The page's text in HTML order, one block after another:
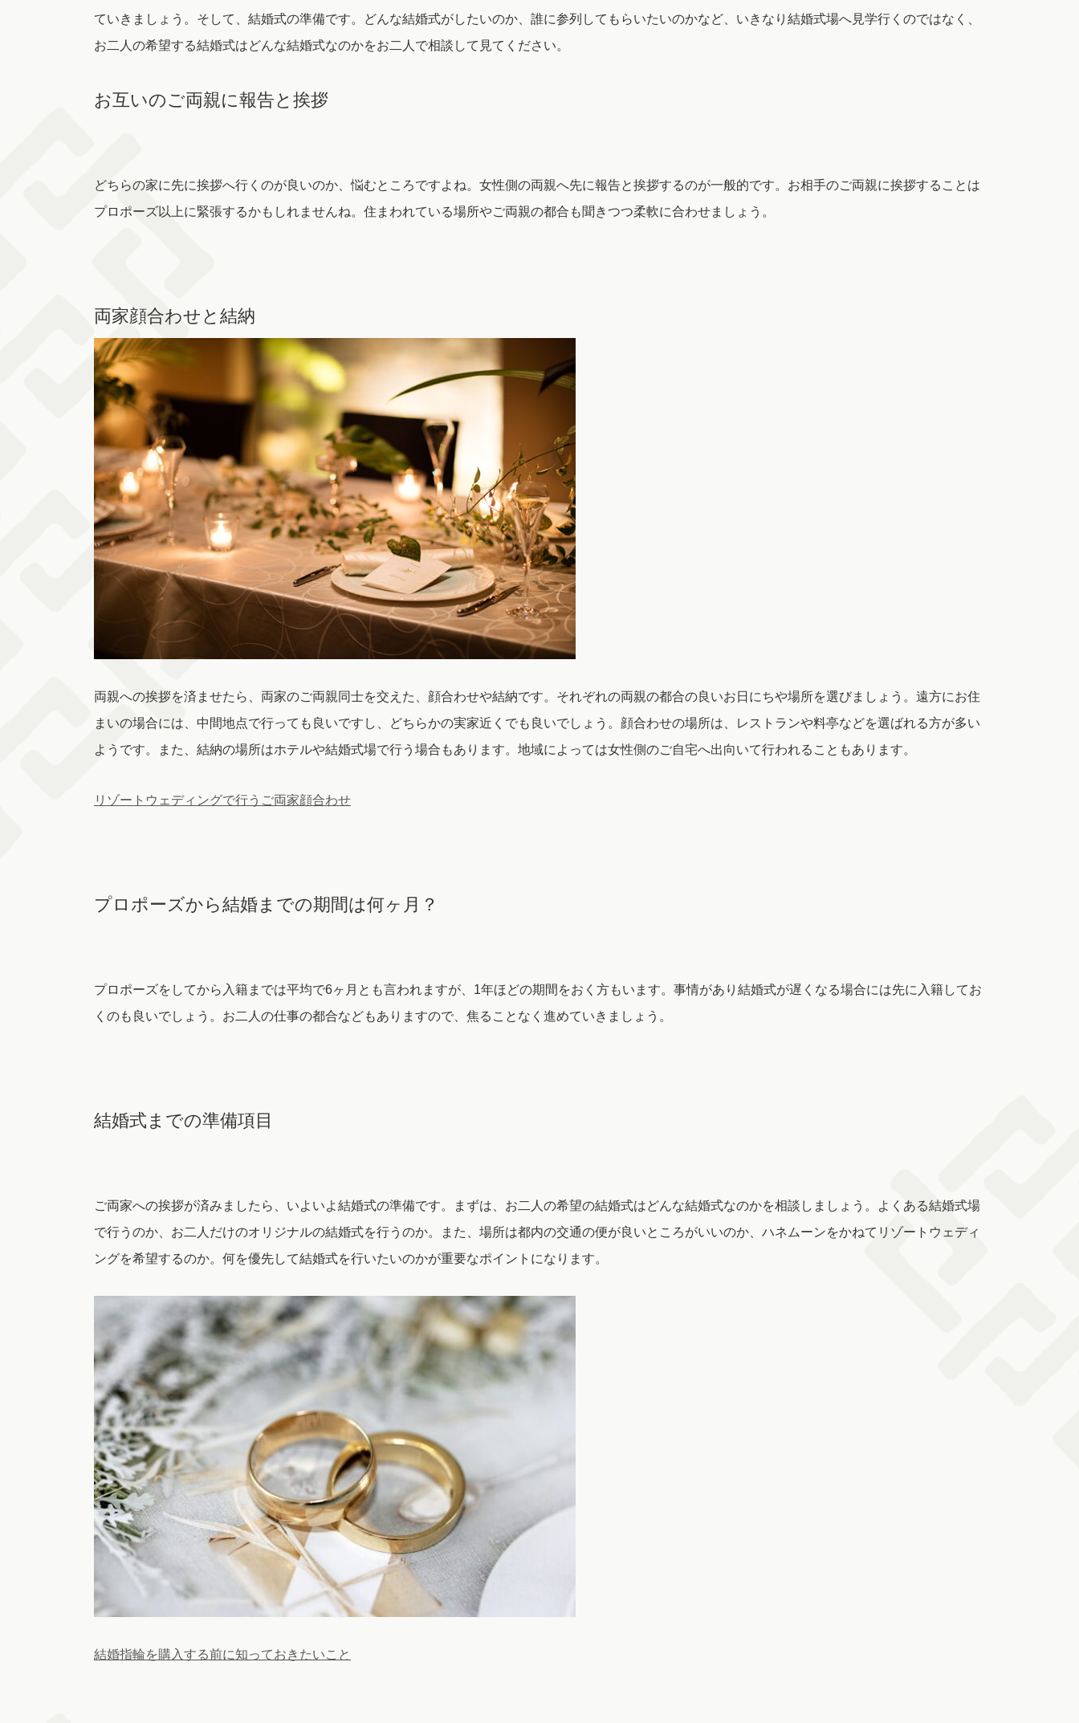
ていきましょう。そして、結婚式の準備です。どんな結婚式がしたいのか、誰に参列してもらいたいのかなど、いきなり結婚式場へ見学行くのではなく、
お二人の希望する結婚式はどんな結婚式なのかをお二人で相談して見てください。
お互いのご両親に報告と挨拶
どちらの家に先に挨拶へ行くのが良いのか、悩むところですよね。女性側の両親へ先に報告と挨拶するのが一般的です。お相手のご両親に挨拶することは
プロポーズ以上に緊張するかもしれませんね。住まわれている場所やご両親の都合も聞きつつ柔軟に合わせましょう。
両家顔合わせと結納
両親への挨拶を済ませたら、両家のご両親同士を交えた、顔合わせや結納です。それぞれの両親の都合の良いお日にちや場所を選びましょう。遠方にお住
まいの場合には、中間地点で行っても良いですし、どちらかの実家近くでも良いでしょう。顔合わせの場所は、レストランや料亭などを選ばれる方が多い
ようです。また、結納の場所はホテルや結婚式場で行う場合もあります。地域によっては女性側のご自宅へ出向いて行われることもあります。
リゾートウェディングで行うご両家顔合わせ
プロポーズから結婚までの期間は何ヶ月？
プロポーズをしてから入籍までは平均で6ヶ月とも言われますが、1年ほどの期間をおく方もいます。事情があり結婚式が遅くなる場合には先に入籍してお
くのも良いでしょう。お二人の仕事の都合などもありますので、焦ることなく進めていきましょう。
結婚式までの準備項目
ご両家への挨拶が済みましたら、いよいよ結婚式の準備です。まずは、お二人の希望の結婚式はどんな結婚式なのかを相談しましょう。よくある結婚式場
で行うのか、お二人だけのオリジナルの結婚式を行うのか。また、場所は都内の交通の便が良いところがいいのか、ハネムーンをかねてリゾートウェディ
ングを希望するのか。何を優先して結婚式を行いたいのかが重要なポイントになります。
結婚指輪を購入する前に知っておきたいこと